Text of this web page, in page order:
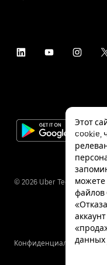
© 2026 Uber Technologies
Конфиденциальность
Этот
cookie,
можете
файлов
данных